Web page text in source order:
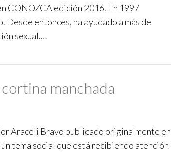
CONOZCA edición 2016. En 1997
entonces, ha ayudado a más de
sexual.…
manchada
Araceli Bravo publicado originalmente en
tema social que está recibiendo atención